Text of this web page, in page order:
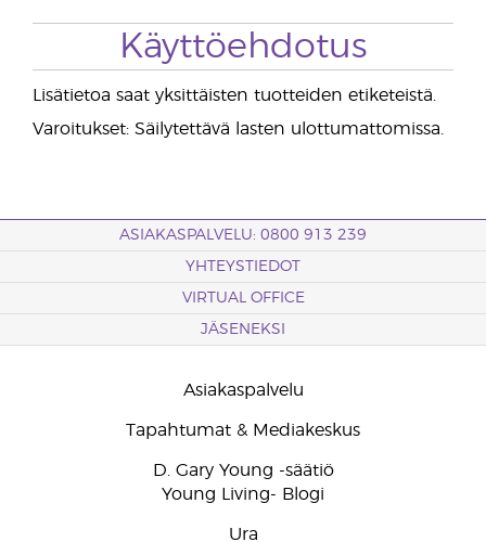
Käyttöehdotus
Lisätietoa saat yksittäisten tuotteiden etiketeistä.
Varoitukset: Säilytettävä lasten ulottumattomissa.
ASIAKASPALVELU: 0800 913 239
YHTEYSTIEDOT
VIRTUAL OFFICE
JÄSENEKSI
Asiakaspalvelu
Tapahtumat & Mediakeskus
D. Gary Young -säätiö
Young Living- Blogi
Ura